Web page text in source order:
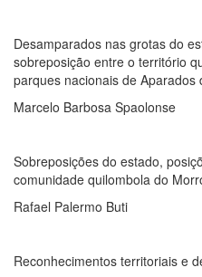
Desamparados nas grotas do
sobreposição entre o território
parques nacionais de Aparados
Marcelo Barbosa Spaolonse
Sobreposições do estado,
comunidade quilombola do
Rafael Palermo Buti
Reconhecimentos territoriais e